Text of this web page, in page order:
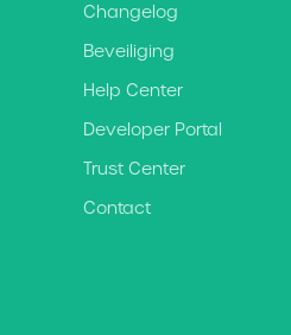
Changelog
Beveiliging
Help Center
Developer Portal
Trust Center
Contact